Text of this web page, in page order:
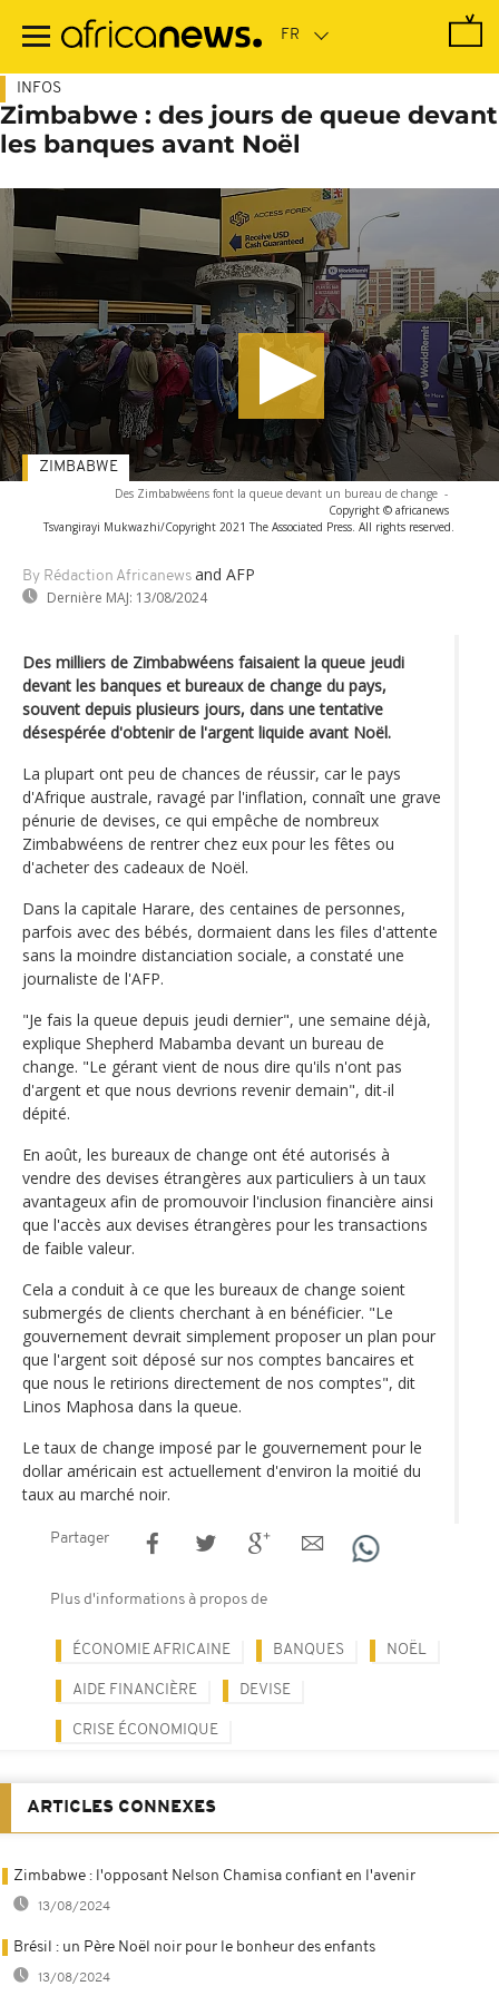
contenu
INFOS
Zimbabwe : des jours de queue devant
les banques avant Noël
Des Zimbabwéens font la queue devant un bureau de change -
Copyright © africanews
Tsvangirayi Mukwazhi/Copyright 2021 The Associated Press. All rights reserved.
By Rédaction Africanews and AFP
Dernière MAJ: 13/08/2024
ZIMBABWE
Des milliers de Zimbabwéens faisaient la queue jeudi
devant les banques et bureaux de change du pays,
souvent depuis plusieurs jours, dans une tentative
désespérée d'obtenir de l'argent liquide avant Noël.
La plupart ont peu de chances de réussir, car le pays
d'Afrique australe, ravagé par l'inflation, connaît une grave
pénurie de devises, ce qui empêche de nombreux
Zimbabwéens de rentrer chez eux pour les fêtes ou
d'acheter des cadeaux de Noël.
Dans la capitale Harare, des centaines de personnes,
parfois avec des bébés, dormaient dans les files d'attente
sans la moindre distanciation sociale, a constaté une
journaliste de l'AFP.
"Je fais la queue depuis jeudi dernier", une semaine déjà,
explique Shepherd Mabamba devant un bureau de
change. "Le gérant vient de nous dire qu'ils n'ont pas
d'argent et que nous devrions revenir demain", dit-il
dépité.
En août, les bureaux de change ont été autorisés à
vendre des devises étrangères aux particuliers à un taux
avantageux afin de promouvoir l'inclusion financière ainsi
que l'accès aux devises étrangères pour les transactions
de faible valeur.
Cela a conduit à ce que les bureaux de change soient
submergés de clients cherchant à en bénéficier. "Le
gouvernement devrait simplement proposer un plan pour
que l'argent soit déposé sur nos comptes bancaires et
que nous le retirions directement de nos comptes", dit
Linos Maphosa dans la queue.
Le taux de change imposé par le gouvernement pour le
dollar américain est actuellement d'environ la moitié du
taux au marché noir.
Partager
Plus d'informations à propos de
ÉCONOMIE AFRICAINE BANQUES NOËL
AIDE FINANCIÈRE DEVISE
CRISE ÉCONOMIQUE
ARTICLES CONNEXES
Zimbabwe : l'opposant Nelson Chamisa confiant en l'avenir
13/08/2024
Brésil : un Père Noël noir pour le bonheur des enfants
13/08/2024